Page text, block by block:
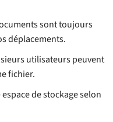
sont toujours
déplacements.
utilisateurs peuvent
fichier.
de stockage selon